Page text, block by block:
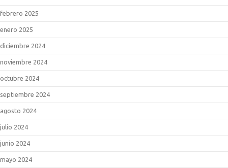
febrero 2025
enero 2025
diciembre 2024
noviembre 2024
octubre 2024
septiembre 2024
agosto 2024
julio 2024
junio 2024
mayo 2024